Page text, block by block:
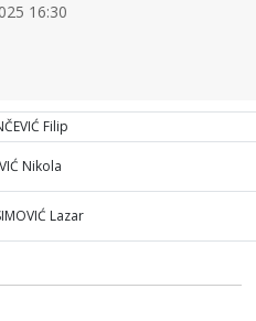
16:30
Filip
Nikola
Lazar